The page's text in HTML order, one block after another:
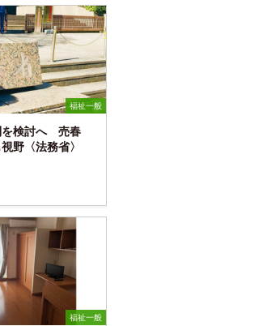
福祉一般
を検討へ 売春
野〈法務省〉
福祉一般